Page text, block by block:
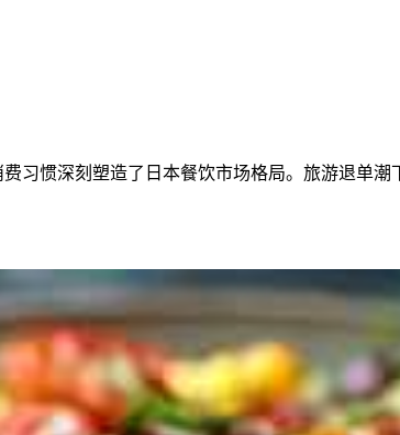
习惯深刻塑造了日本餐饮市场格局。旅游退单